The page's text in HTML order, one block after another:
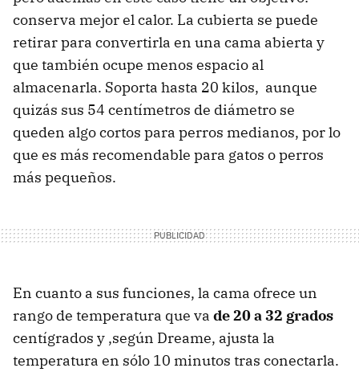
conserva mejor el calor. La cubierta se puede
retirar para convertirla en una cama abierta y
que también ocupe menos espacio al
almacenarla. Soporta hasta 20 kilos, aunque
quizás sus 54 centímetros de diámetro se
queden algo cortos para perros medianos, por lo
que es más recomendable para gatos o perros
más pequeños.
En cuanto a sus funciones, la cama ofrece un
rango de temperatura que va de 20 a 32 grados
centígrados y ,según Dreame, ajusta la
temperatura en sólo 10 minutos tras conectarla.